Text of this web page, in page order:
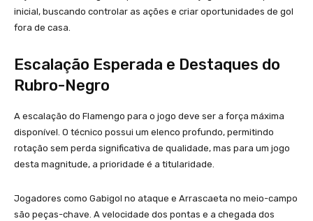
inicial, buscando controlar as ações e criar oportunidades de gol
fora de casa.
Escalação Esperada e Destaques do
Rubro-Negro
A escalação do Flamengo para o jogo deve ser a força máxima
disponível. O técnico possui um elenco profundo, permitindo
rotação sem perda significativa de qualidade, mas para um jogo
desta magnitude, a prioridade é a titularidade.
Jogadores como Gabigol no ataque e Arrascaeta no meio-campo
são peças-chave. A velocidade dos pontas e a chegada dos